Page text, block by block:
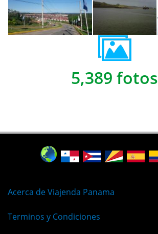
5,389 fotos
Acerca de Viajenda Panama
Terminos y Condiciones